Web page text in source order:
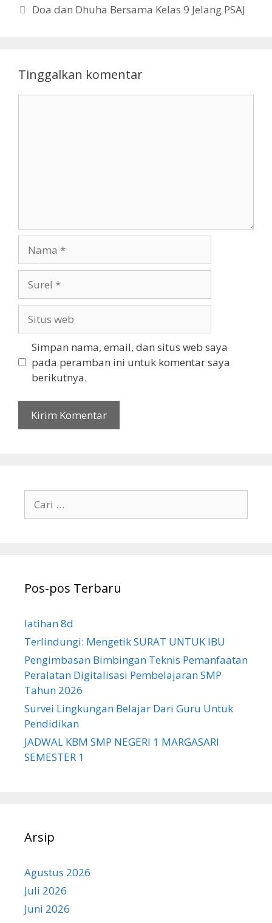
Doa dan Dhuha Bersama Kelas 9 Jelang PSAJ
Tinggalkan komentar
web
Simpan nama, email, dan situs web saya
pada peramban ini untuk komentar saya
berikutnya.
untuk:
Pos-pos Terbaru
latihan 8d
Terlindungi: Mengetik SURAT UNTUK IBU
Pengimbasan Bimbingan Teknis Pemanfaatan
Peralatan Digitalisasi Pembelajaran SMP
Tahun 2026
Survei Lingkungan Belajar Dari Guru Untuk
Pendidikan
JADWAL KBM SMP NEGERI 1 MARGASARI
SEMESTER 1
Arsip
Agustus 2026
Juli 2026
Juni 2026